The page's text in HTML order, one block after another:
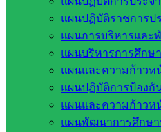
แผนปฏิบัติราชการป
แผนการบริหารแล
แผนบริหารการศึกษ
แผนและความก้าวห
แผนปฏิบัติการป้องกั
แผนและความก้าวห
แผนพัฒนาการศึกษา
Post Views: 533